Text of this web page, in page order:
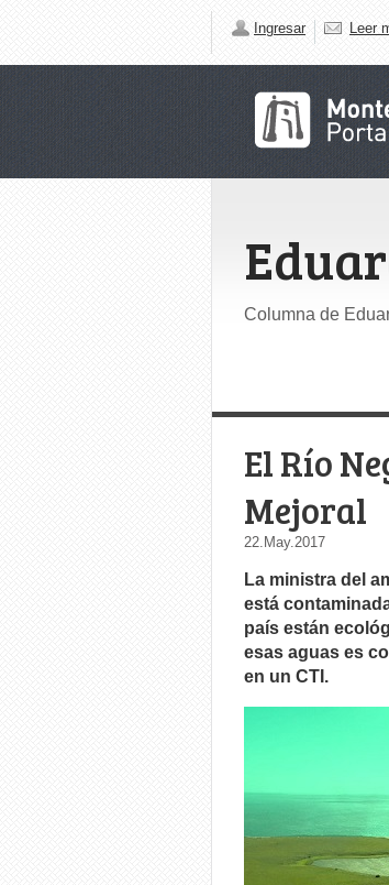
Ingresar Leer
Columna de
El Río
Mejoral
22.May.2017
La ministra del
está
país están
esas aguas es
en un CTI.